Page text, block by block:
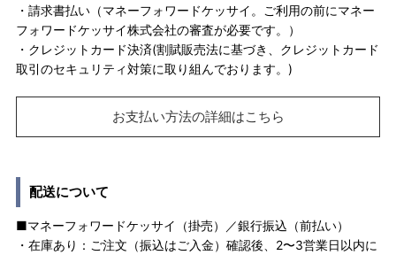
・請求書払い（マネーフォワードケッサイ。ご利用の前にマネー
フォワードケッサイ株式会社の審査が必要です。）
・クレジットカード決済(割賦販売法に基づき、クレジットカード
取引のセキュリティ対策に取り組んでおります。)
お支払い方法の詳細はこちら
配送について
■マネーフォワードケッサイ（掛売）／銀行振込（前払い）
・在庫あり：ご注文（振込はご入金）確認後、2〜3営業日以内に